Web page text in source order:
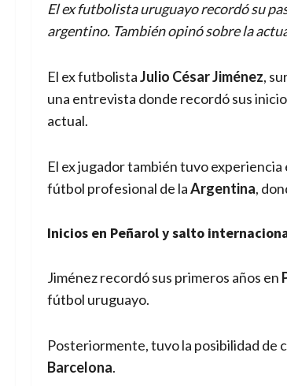
El ex futbolista uruguayo recordó su
argentino. También opinó sobre la
El ex futbolistaJulio César Jiménez,
una entrevista donde recordó sus
actual.
El ex jugador también tuvo experiencia
fútbol profesional de laArgentina,
Inicios en Peñarol y salto
Jiménez recordó sus primeros años en
fútbol uruguayo.
Posteriormente, tuvo la posibilidad de
Barcelona.